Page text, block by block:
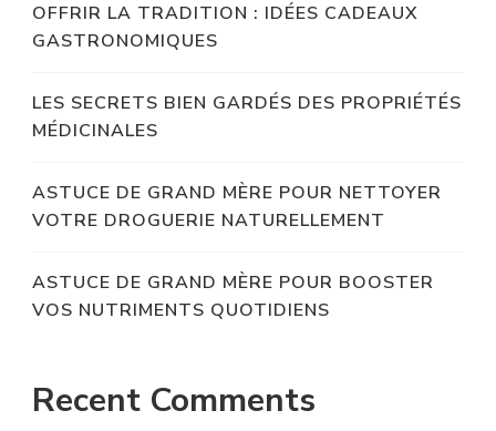
OFFRIR LA TRADITION : IDÉES CADEAUX
GASTRONOMIQUES
LES SECRETS BIEN GARDÉS DES PROPRIÉTÉS
MÉDICINALES
ASTUCE DE GRAND MÈRE POUR NETTOYER
VOTRE DROGUERIE NATURELLEMENT
ASTUCE DE GRAND MÈRE POUR BOOSTER
VOS NUTRIMENTS QUOTIDIENS
Recent Comments